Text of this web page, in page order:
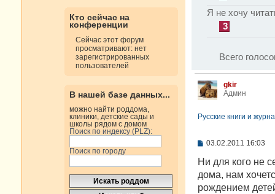
Кто сейчас на
конференции
Сейчас этот форум
просматривают: нет
зарегистрированных
пользователей
В нашей базе данных...
можно найти роддома,
клиники, детские сады и
школы рядом с домом
Поиск по индексу (PLZ):
Поиск по городу
Я не хочу
3
Всего
gkir
Админ
Русские книги и
С
о
щ
е
03.02.2011 16:03
Ни для кого не
дома, нам
рождением